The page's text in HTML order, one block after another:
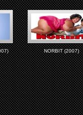
NORBIT (2007)